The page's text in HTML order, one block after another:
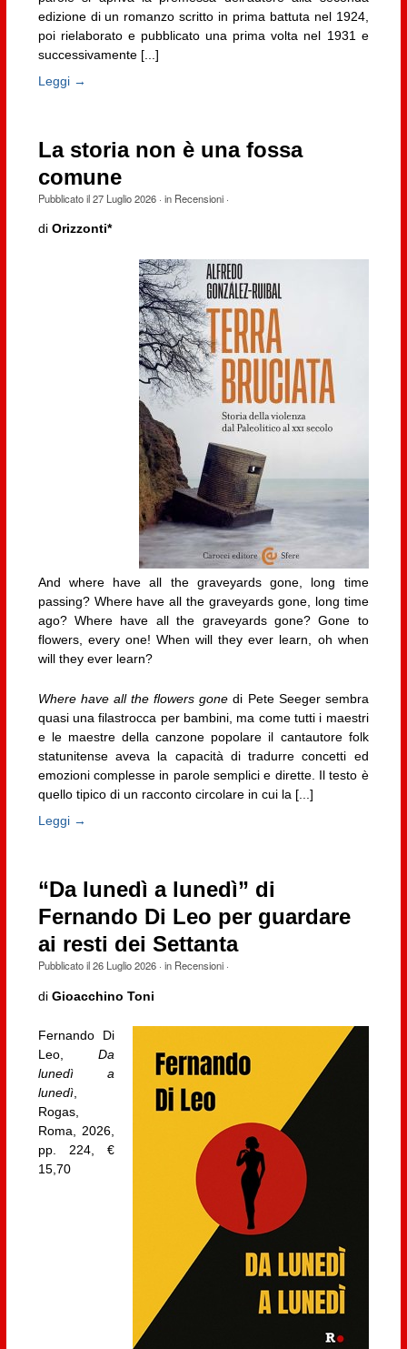
edizione di un romanzo scritto in prima battuta nel 1924,
poi rielaborato e pubblicato una prima volta nel 1931 e
successivamente [...]
Leggi →
La storia non è una fossa
comune
Pubblicato il27 Luglio 2026· in Recensioni·
di Orizzonti*
And where have all the graveyards gone, long time
passing? Where have all the graveyards gone, long time
ago? Where have all the graveyards gone? Gone to
flowers, every one! When will they ever learn, oh when
will they ever learn?
Where have all the flowers gone di Pete Seeger sembra
quasi una filastrocca per bambini, ma come tutti i maestri
e le maestre della canzone popolare il cantautore folk
statunitense aveva la capacità di tradurre concetti ed
emozioni complesse in parole semplici e dirette. Il testo è
quello tipico di un racconto circolare in cui la [...]
Leggi →
“Da lunedì a lunedì” di
Fernando Di Leo per guardare
ai resti dei Settanta
Pubblicato il26 Luglio 2026· in Recensioni·
di Gioacchino Toni
Fernando Di
Leo,Da
lunedì a
lunedì,
Rogas,
Roma, 2026,
pp. 224, €
15,70